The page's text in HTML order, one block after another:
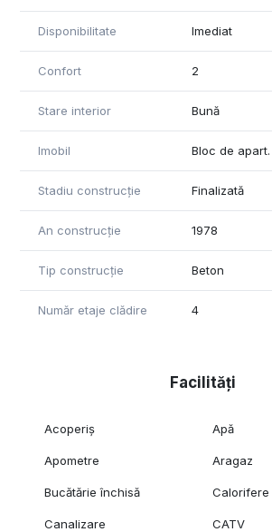
Disponibilitate Imediat
Confort 2
Stare interior Bună
Imobil Bloc de apart.
Stadiu construcție Finalizată
An construcție 1978
Tip construcție Beton
Număr etaje clădire 4
Facilități
Acoperiș Apă
Apometre Aragaz
Bucătărie închisă Calorifere
Canalizare CATV